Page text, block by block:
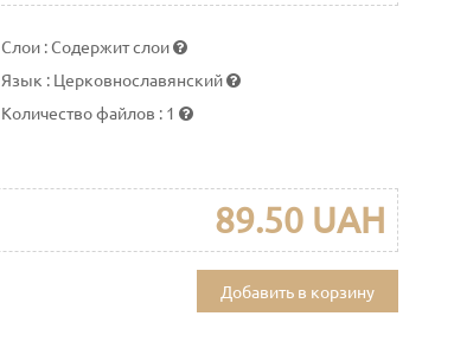
Слои :Содержит слои
Язык : Церковнославянский
Количество файлов : 1
89.50 UAH
Добавить в корзину